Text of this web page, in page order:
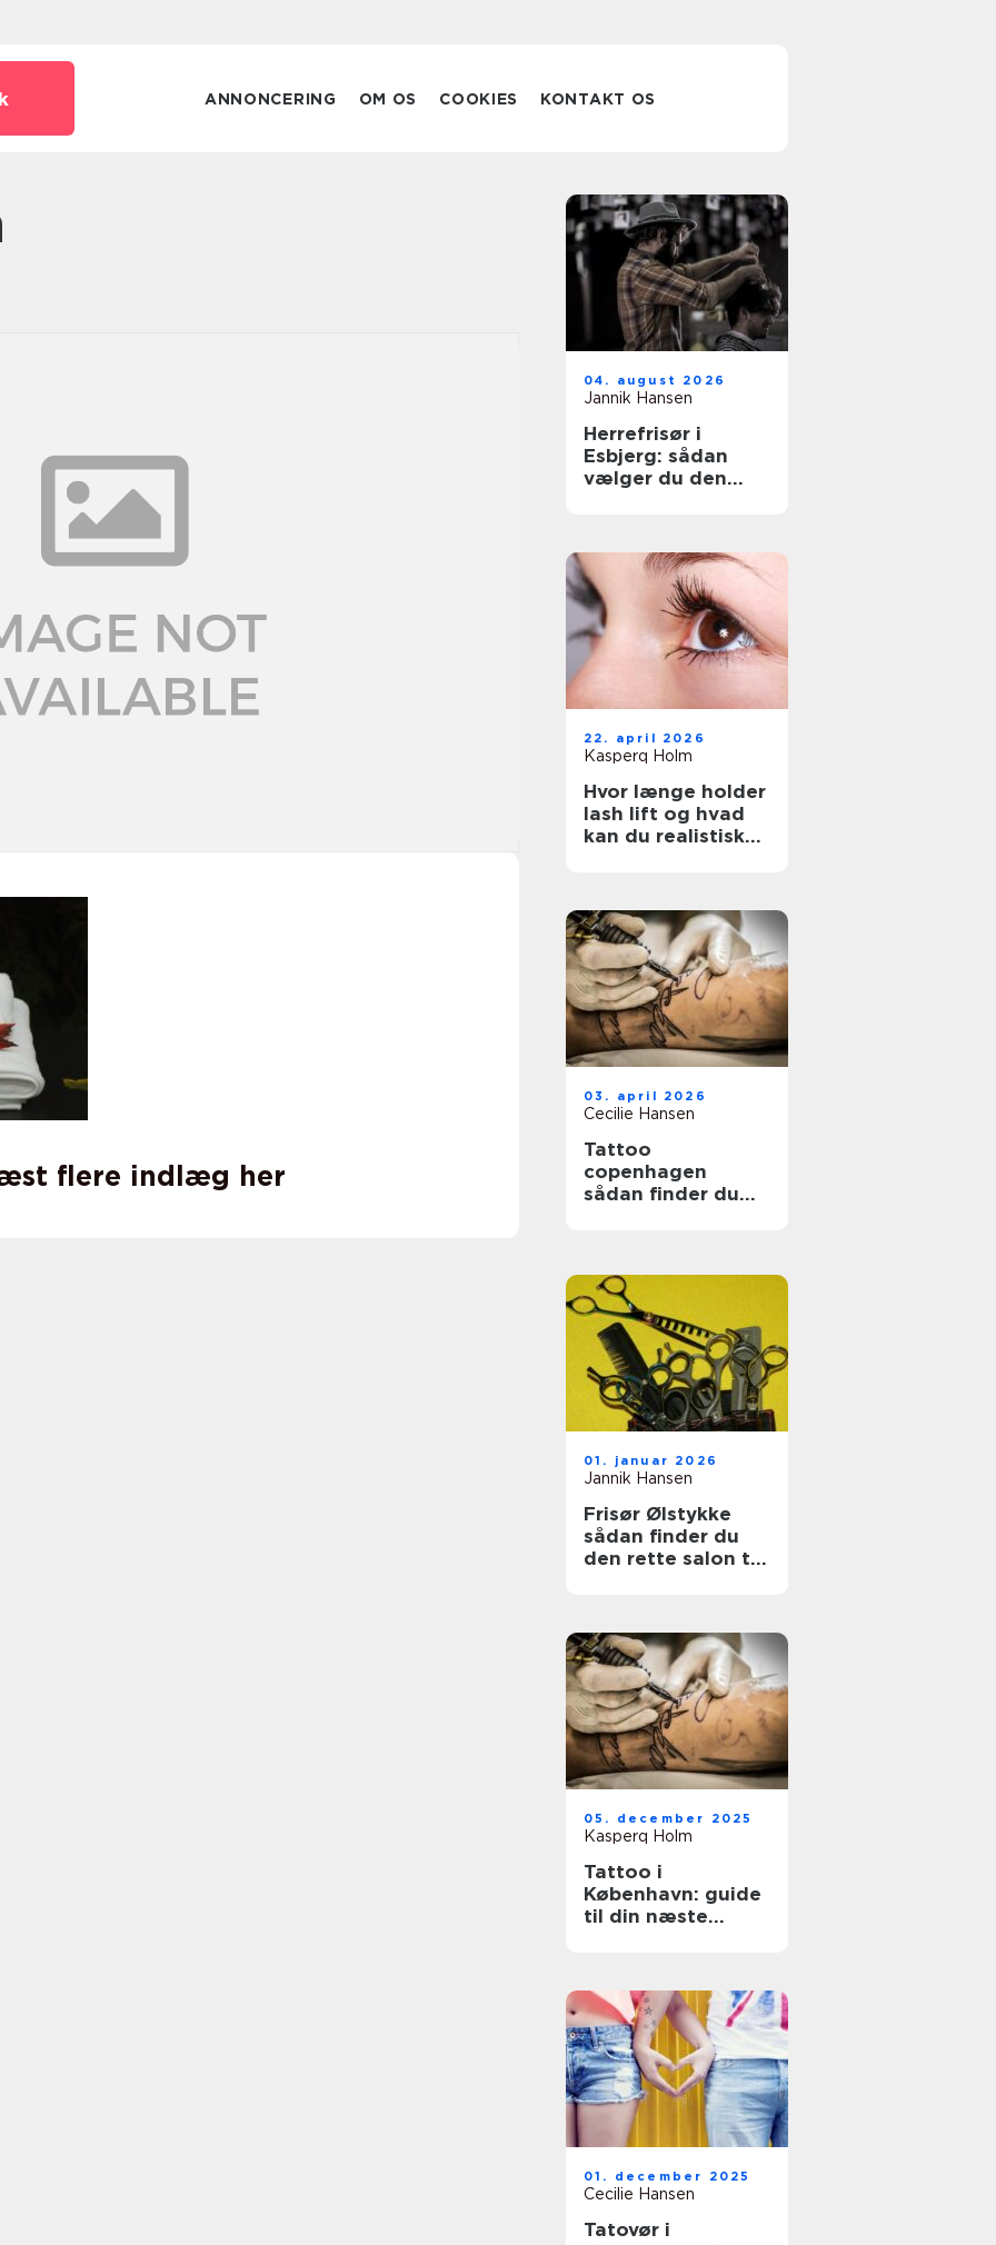
ANNONCERING OM OS COOKIES KONTAKT OS
flere indlæg her
04. august 2026
Jannik Hansen
Herrefrisør i
Esbjerg: sådan
vælger du den
22. april 2026
Kasperq Holm
Hvor længe holder
lash lift og hvad
kan du realistisk
03. april 2026
Cecilie Hansen
Tattoo
copenhagen
sådan finder du
01. januar 2026
Jannik Hansen
Frisør Ølstykke
sådan finder du
den rette salon til
05. december 2025
Kasperq Holm
Tattoo i
København: guide
til din næste
01. december 2025
Cecilie Hansen
Tatovør i